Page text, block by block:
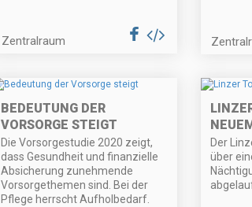
Zentralraum
BEDEUTUNG DER
VORSORGE STEIGT
Die Vorsorgestudie 2020 zeigt,
dass Gesundheit und finanzielle
Absicherung zunehmende
Vorsorgethemen sind. Bei der
Pflege herrscht Aufholbedarf.
Der
über